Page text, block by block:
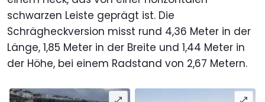
schwarzen Leiste geprägt ist. Die
Schrägheckversion misst rund 4,36 Meter in der
Länge, 1,85 Meter in der Breite und 1,44 Meter in
der Höhe, bei einem Radstand von 2,67 Metern.